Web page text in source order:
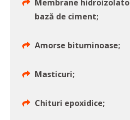
Membrane
bază de ciment;
Amorse bituminoase;
Masticuri;
Chituri epoxidice;